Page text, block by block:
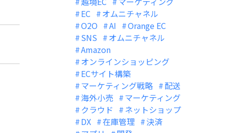
EC
オムニチャネル
O2O
AI
Orange EC
SNS
オムニチャネル
Amazon
オンラインショッピング
ECサイト構築
マーケティング戦略
配送
海外小売
マーケティング
クラウド
ネットショップ
DX
在庫管理
決済